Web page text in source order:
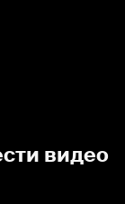
видео